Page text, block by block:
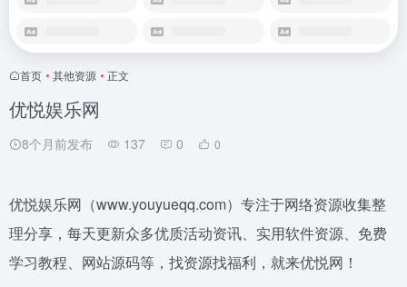
首页 • 其他资源 • 正文
优悦娱乐网
8个月前发布 137 0 0
优悦娱乐网（www.youyueqq.com）专注于网络资源收集整
理分享，每天更新众多优质活动资讯、实用软件资源、免费
学习教程、网站源码等，找资源找福利，就来优悦网！